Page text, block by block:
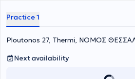
Practice 1
Ploutonos 27, Thermi, ΝΟΜΟΣ
Next availability